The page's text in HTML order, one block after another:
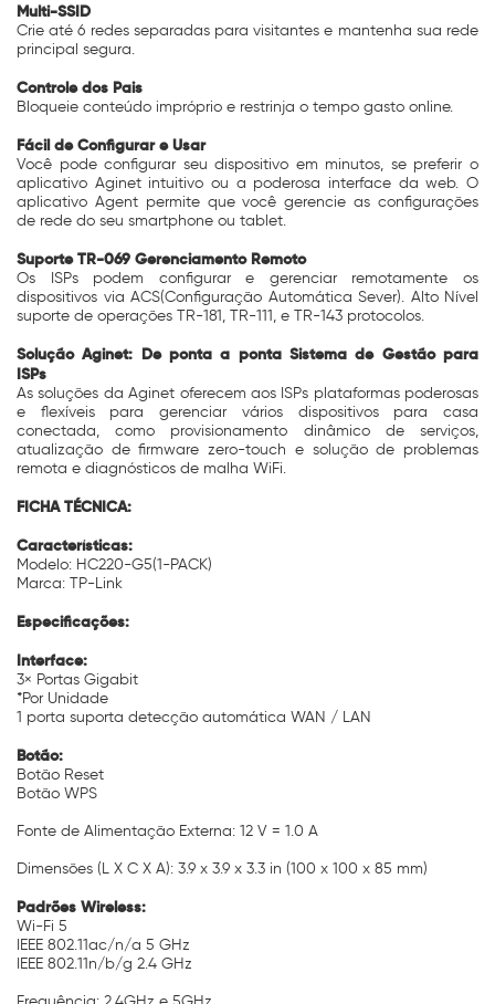
Multi-SSID
Crie até 6 redes separadas para visitantes e mantenha sua rede
principal segura.
Controle dos Pais
Bloqueie conteúdo impróprio e restrinja o tempo gasto online.
Fácil de Configurar e Usar
Você pode configurar seu dispositivo em minutos, se preferir o
aplicativo Aginet intuitivo ou a poderosa interface da web. O
aplicativo Agent permite que você gerencie as configurações
de rede do seu smartphone ou tablet.
Suporte TR-069 Gerenciamento Remoto
Os ISPs podem configurar e gerenciar remotamente os
dispositivos via ACS(Configuração Automática Sever). Alto Nível
suporte de operações TR-181, TR-111, e TR-143 protocolos.
Solução Aginet: De ponta a ponta Sistema de Gestão para
ISPs
As soluções da Aginet oferecem aos ISPs plataformas poderosas
e flexíveis para gerenciar vários dispositivos para casa
conectada, como provisionamento dinâmico de serviços,
atualização de firmware zero-touch e solução de problemas
remota e diagnósticos de malha WiFi.
FICHA TÉCNICA:
Características:
Modelo: HC220-G5(1-PACK)
Marca: TP-Link
Especificações:
Interface:
3× Portas Gigabit
*Por Unidade
1 porta suporta detecção automática WAN / LAN
Botão:
Botão Reset
Botão WPS
Fonte de Alimentação Externa: 12 V = 1.0 A
Dimensões (L X C X A): 3.9 x 3.9 x 3.3 in (100 x 100 x 85 mm)
Padrões Wireless:
Wi-Fi 5
IEEE 802.11ac/n/a 5 GHz
IEEE 802.11n/b/g 2.4 GHz